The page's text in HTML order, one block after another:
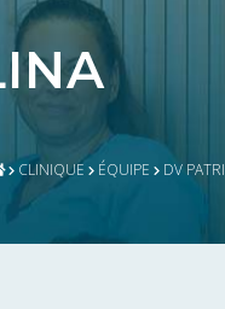
CLINIQUE ÉQUIPE DV